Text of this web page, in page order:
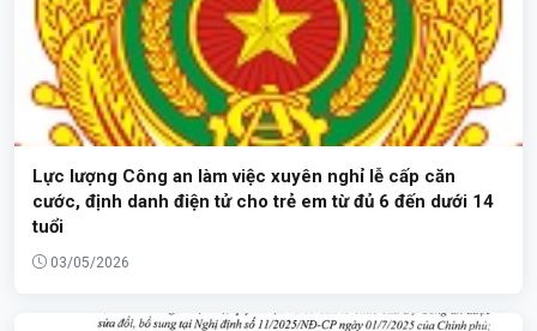
Lực lượng Công an làm việc xuyên nghỉ lễ cấp căn
cước, định danh điện tử cho trẻ em từ đủ 6 đến dưới 14
tuổi
03/05/2026